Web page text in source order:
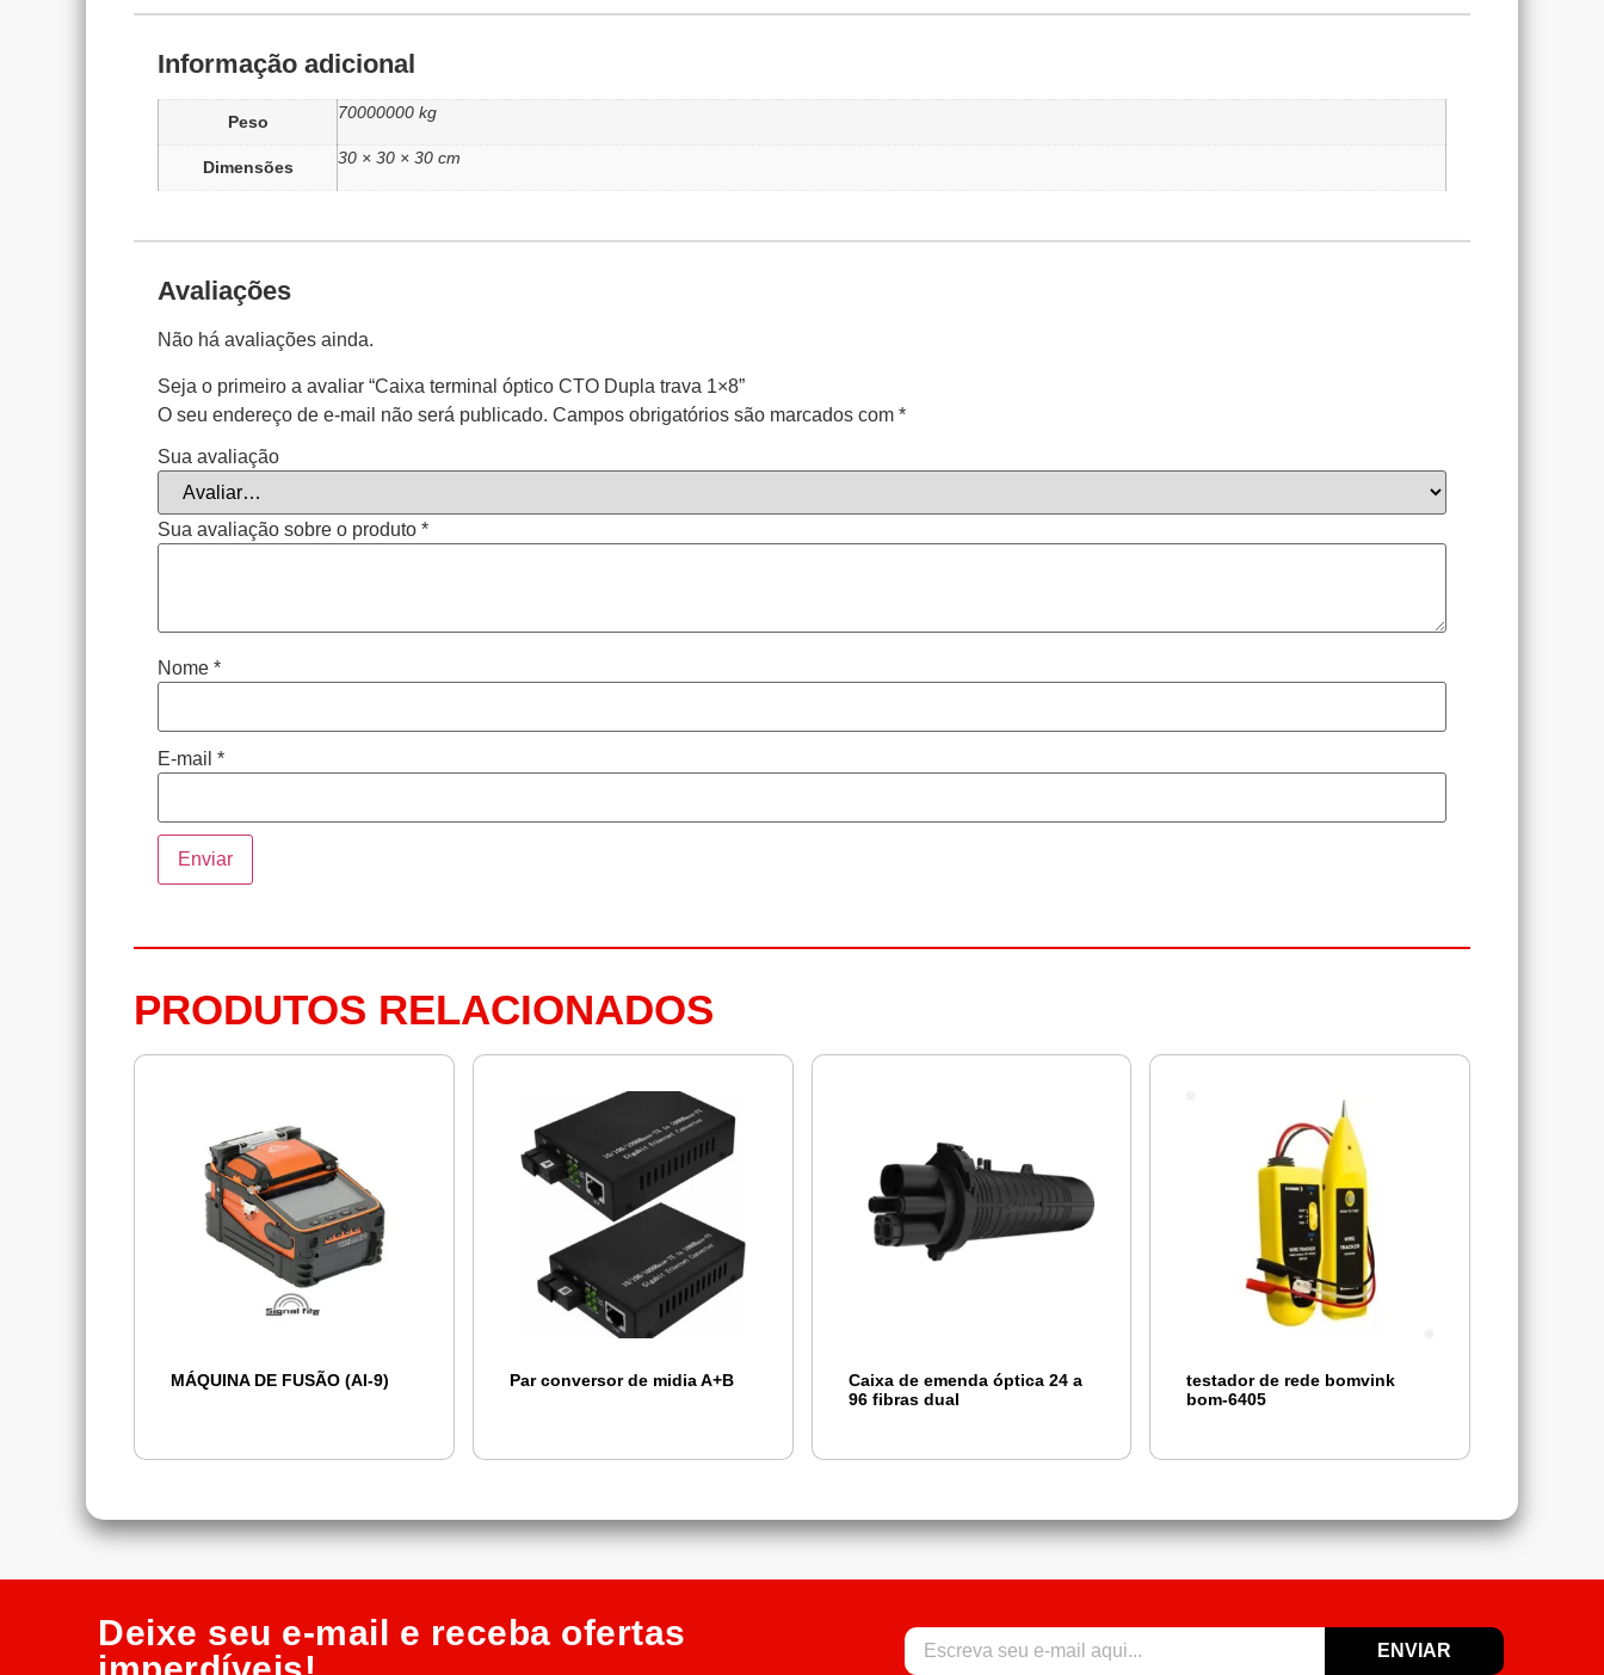
Informação adicional
Peso 70000000 kg
Dimensões 30 × 30 × 30 cm
Avaliações
Não há avaliações ainda.
Seja o primeiro a avaliar “Caixa terminal óptico CTO Dupla trava 1×8”
O seu endereço de e-mail não será publicado. Campos obrigatórios são marcados com *
Sua avaliação
Sua avaliação sobre o produto *
Nome *
E-mail *
PRODUTOS RELACIONADOS
MÁQUINA DE FUSÃO (AI-9) Par conversor de midia A+B
Caixa de emenda óptica 24 a
96 fibras dual
testador de rede bomvink
bom-6405
Deixe seu e-mail e receba ofertas
ENVIAR